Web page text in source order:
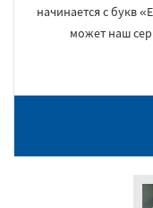
начинается с букв
может наш